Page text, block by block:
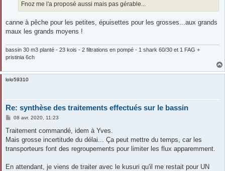
Fnoz me l'a proposé aussi mais pas gérable...
canne à pêche pour les petites, épuisettes pour les grosses...aux grands
maux les grands moyens !
bassin 30 m3 planté - 23 kois - 2 filtrations en pompé - 1 shark 60/30 et 1 FAG +
pristinia 6ch
lolo59310
Re: synthèse des traitements effectués sur le bassin
M
s
a
g
08 avr. 2020, 11:23
Traitement commandé, idem à Yves.
Mais grosse incertitude du délai... Ça peut mettre du temps, car les
transporteurs font des regroupements pour limiter les flux apparemment.
En attendant, je viens de traiter avec le kusuri qu'il me restait pour UN